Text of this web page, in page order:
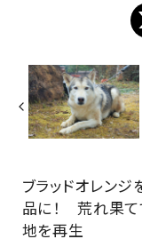
ブラッドオレン
品に！ 荒れ果
地を再生